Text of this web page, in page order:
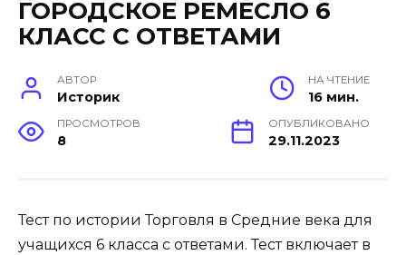
ГОРОДСКОЕ РЕМЕСЛО 6
КЛАСС С ОТВЕТАМИ
АВТОР
Историк
НА ЧТЕНИЕ
16 мин.
ПРОСМОТРОВ
8
ОПУБЛИКОВАНО
29.11.2023
Тест по истории Торговля в Средние века для
учащихся 6 класса с ответами. Тест включает в